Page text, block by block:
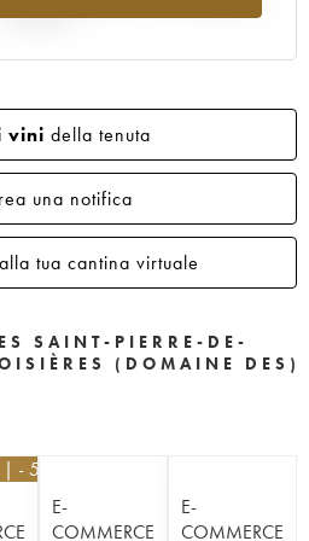
vini della tenuta
una notifica
tua cantina virtuale
SAINT-PIERRE-DE-
(DOMAINE DES)
- 5%
E-
COMMERCE
E-
COMMERCE